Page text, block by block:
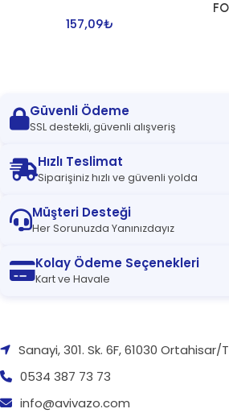
157,09₺
Güvenli Ödeme
SSL destekli, güvenli alışveriş
Hızlı Teslimat
Siparişiniz hızlı ve güvenli yolda
Müşteri Desteği
Her Sorunuzda Yanınızdayız
Kolay Ödeme Seçenekleri
Kart ve Havale
Sanayi, 301. Sk. 6F, 61030 Ortahisar/
0534 387 73 73
info@avivazo.com